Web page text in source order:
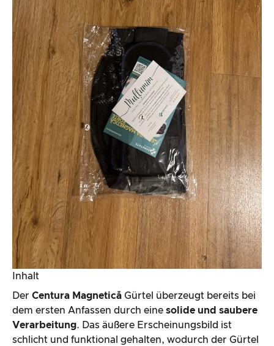
Inhalt
Der Centura Magnetică Gürtel überzeugt bereits bei
dem ersten Anfassen durch eine solide und saubere
Verarbeitung. Das äußere Erscheinungsbild ist
schlicht und funktional gehalten, wodurch der Gürtel